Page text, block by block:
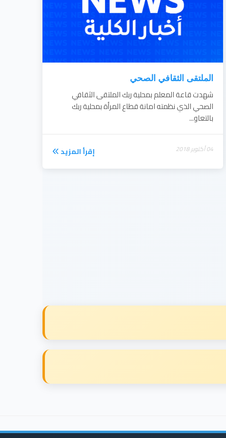
الملتقى الثقافي الصحي
شهدت قاعة المعلم بمحلية ربك الملتقى الثقافي
الصحي الذي نظمته امانة قطاع المرأة بمحلية ربك
بالتعاو...
04 أكتوبر 2018 إقرأ المزيد